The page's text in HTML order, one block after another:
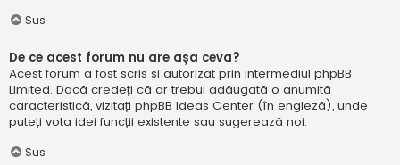
Sus
De ce acest forum nu are așa ceva?
Acest forum a fost scris și autorizat prin intermediul phpBB
Limited. Dacă credeți că ar trebui adăugată o anumită
caracteristică, vizitați phpBB Ideas Center (în engleză), unde
puteți vota idei funcții existente sau sugerează noi.
Sus